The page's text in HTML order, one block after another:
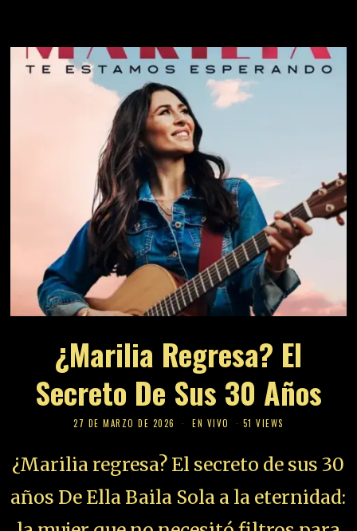
¿Marilia Regresa? El
Secreto De Sus 30 Años
27 DE MARZO DE 2026 EN VIVO 51 VIEWS
¿Marilia regresa? El secreto de sus 30
años De Ella Baila Sola a la eternidad: